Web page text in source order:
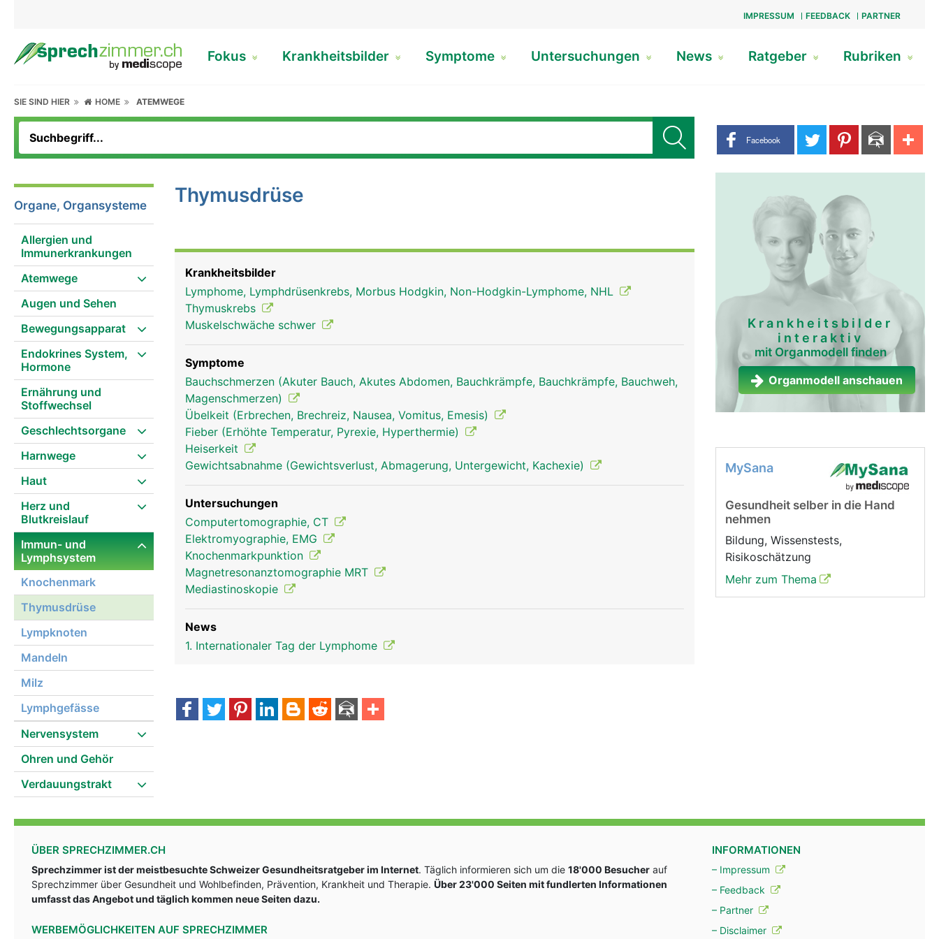
IMPRESSUM FEEDBACK PARTNER
Fokus Krankheitsbilder Symptome Untersuchungen News Ratgeber Rubriken
SIE SIND HIER HOME ATEMWEGE
Share buttons
Facebook
Organe, Organsysteme
Allergien und
Immunerkrankungen
Atemwege
Augen und Sehen
Bewegungsapparat
Endokrines System,
Hormone
Ernährung und
Stoffwechsel
Geschlechtsorgane
Harnwege
Haut
Herz und
Blutkreislauf
Immun- und
Lymphsystem
Knochenmark
Thymusdrüse
Lympknoten
Mandeln
Milz
Lymphgefässe
Nervensystem
Ohren und Gehör
Verdauungstrakt
Thymusdrüse
Krankheitsbilder
Lymphome, Lymphdrüsenkrebs, Morbus Hodgkin, Non-Hodgkin-Lymphome, NHL
Thymuskrebs
Muskelschwäche schwer
Symptome
Bauchschmerzen (Akuter Bauch, Akutes Abdomen, Bauchkrämpfe, Bauchkrämpfe, Bauchweh,
Magenschmerzen)
Übelkeit (Erbrechen, Brechreiz, Nausea, Vomitus, Emesis)
Fieber (Erhöhte Temperatur, Pyrexie, Hyperthermie)
Heiserkeit
Gewichtsabnahme (Gewichtsverlust, Abmagerung, Untergewicht, Kachexie)
Untersuchungen
Computertomographie, CT
Elektromyographie, EMG
Knochenmarkpunktion
Magnetresonanztomographie MRT
Mediastinoskopie
News
1. Internationaler Tag der Lymphome
Krankheitsbilder
interaktiv
mit Organmodell finden
Organmodell anschauen
MySana
Gesundheit selber in die Hand
nehmen
Bildung, Wissenstests,
Risikoschätzung
Mehr zum Thema
ÜBER SPRECHZIMMER.CH
Sprechzimmer ist der meistbesuchte Schweizer Gesundheitsratgeber im Internet. Täglich informieren sich um die 18'000 Besucher auf
Sprechzimmer über Gesundheit und Wohlbefinden, Prävention, Krankheit und Therapie. Über 23'000 Seiten mit fundlerten Informationen
umfasst das Angebot und täglich kommen neue Seiten dazu.
WERBEMÖGLICHKEITEN AUF SPRECHZIMMER
INFORMATIONEN
– Impressum
– Feedback
– Partner
– Disclaimer